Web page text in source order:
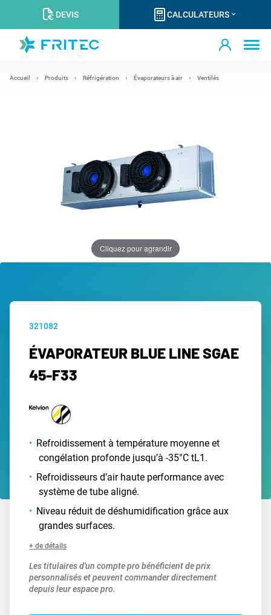
DEVIS CALCULATEURS
Accueil Produits Réfrigération Évaporateurs à air Ventilés
Cliquez pour agrandir
321082
ÉVAPORATEUR BLUE LINE SGAE
45-F33
Refroidissement à température moyenne et
congélation profonde jusqu’à -35°C tL1.
Refroidisseurs d’air haute performance avec
système de tube aligné.
Niveau réduit de déshumidification grâce aux
grandes surfaces.
+ de détails
Les titulaires d'un compte pro bénéficient de prix
personnalisés et peuvent commander directement
depuis leur espace pro.